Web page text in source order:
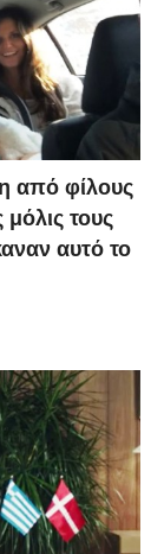
από φίλους
μόλις τους
αυτό το